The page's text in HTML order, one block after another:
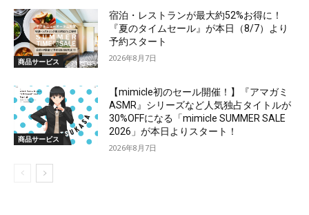
商品サービス
宿泊・レストランが最大約52%お得に！
『夏のタイムセール』が本日（8/7）より
予約スタート
2026年8月7日
商品サービス
【mimicle初のセール開催！】『アマガミ
ASMR』シリーズなど人気独占タイトルが
30%OFFになる「mimicle SUMMER SALE
2026」が本日よりスタート！
2026年8月7日